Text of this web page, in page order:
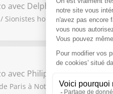
avec Delphine Burkli
Sionistes hors de notre ville »
avec Philippe Darantière
Paris à Notre-Dame de